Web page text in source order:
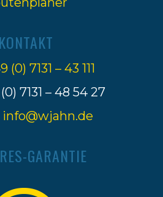
KONTAKT
(0) 7131 – 43 111
7131 – 48 54 27
info@wjahn.de
GARANTIE